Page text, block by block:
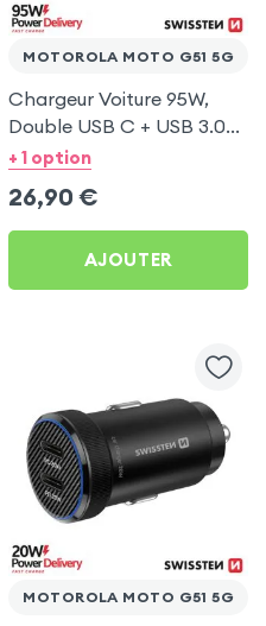
MOTOROLA MOTO G51 5G
Chargeur Voiture 95W,
Double USB C + USB 3.0
pour Motorola Moto G51
+ 1 option
26,90 €
AJOUTER
MOTOROLA MOTO G51 5G